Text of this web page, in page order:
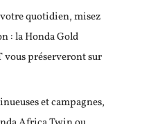
quotidien, misez
: la Honda Gold
vous préserveront sur
et campagnes,